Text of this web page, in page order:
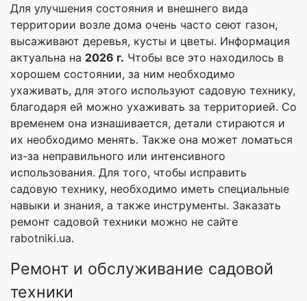
Для улучшения состояния и внешнего вида
территории возле дома очень часто сеют газон,
высаживают деревья, кусты и цветы. Информация
актуальна на 2026 г. Чтобы все это находилось в
хорошем состоянии, за ним необходимо
ухаживать, для этого используют садовую технику,
благодаря ей можно ухаживать за территорией. Со
временем она изнашивается, детали стираются и
их необходимо менять. Также она может ломаться
из-за неправильного или интенсивного
использования. Для того, чтобы исправить
садовую технику, необходимо иметь специальные
навыки и знания, а также инструменты. Заказать
ремонт садовой техники можно не сайте
rabotniki.ua.
Ремонт и обслуживание садовой
техники